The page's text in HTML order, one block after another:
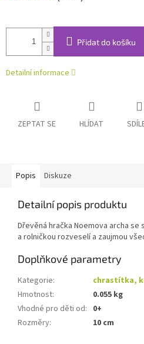
Přidat do košíku
Detailní informace
ZEPTAT SE HLÍDAT
Popis Diskuze
Detailní popis produktu
Dřevěná hračka Noemova archa
a rolničkou rozveselí a zaujmou
Doplňkové parametry
Kategorie:
chrastítka,
Hmotnost:
0.055 kg
Vhodné pro děti od: 0+
Rozměry: 10 cm